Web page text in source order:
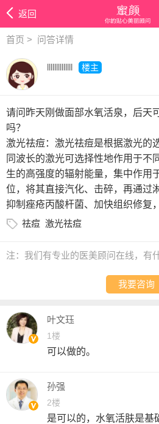
返回
首页 > 问答详情
llllllllllllll 楼主
请问昨天刚做面部水氧活泉，后天
吗？
激光祛痘：激光祛痘是根据激光的
同波长的激光可选择性地作用于不
生的高强度的辐射能量，集中作用
位，将其直接汽化、击碎，再通过
抑制痤疮丙酸杆菌、加快组织修复
祛痘 激光祛痘
注：我们有专业的医美顾问在线，有
我要咨询
叶文珏
1楼
可以做的。
孙强
2楼
是可以的，水氧活肤是基